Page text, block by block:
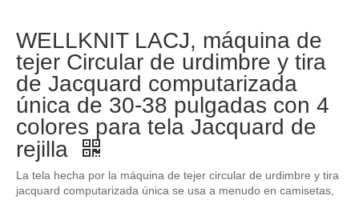
WELLKNIT LACJ, máquina de
tejer Circular de urdimbre y tira
de Jacquard computarizada
única de 30-38 pulgadas con 4
colores para tela Jacquard de
rejilla
La tela hecha por la máquina de tejer circular de urdimbre y tira
jacquard computarizada única se usa a menudo en camisetas,